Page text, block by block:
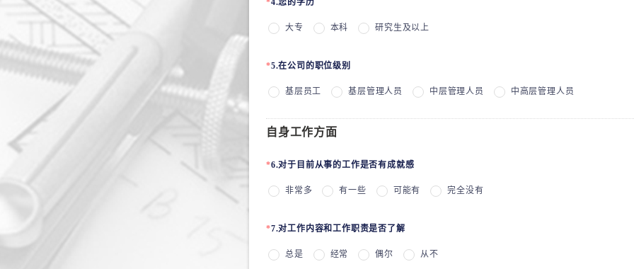
*4.您的学历
大专 本科 研究生及以上
*5.在公司的职位级别
基层员工 基层管理人员 中层管理人员 中高层管理人员
自身工作方面
*6.对于目前从事的工作是否有成就感
非常多 有一些 可能有 完全没有
*7.对工作内容和工作职责是否了解
总是 经常 偶尔 从不